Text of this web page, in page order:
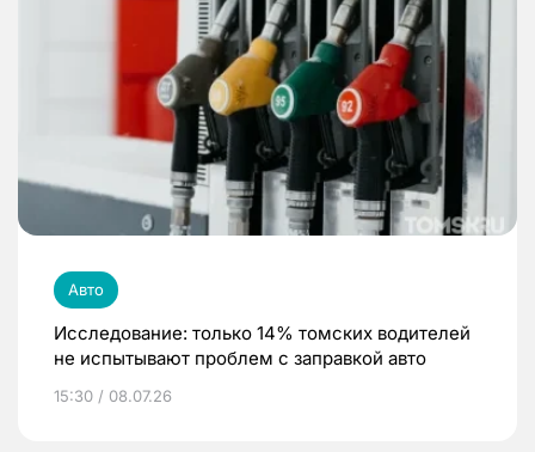
Авто
Исследование: только 14% томских водителей
не испытывают проблем с заправкой авто
15:30 / 08.07.26